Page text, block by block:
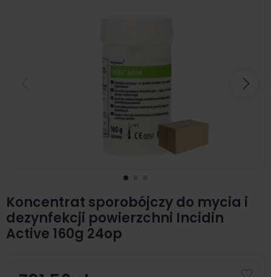
Koncentrat sporobójczy do mycia i
dezynfekcji powierzchni Incidin
Active 160g 24op